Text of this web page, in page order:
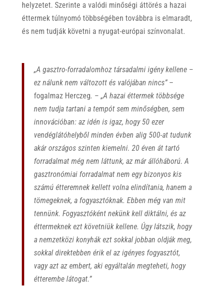
helyzetet. Szerinte a valódi minőségi áttörés a hazai
éttermek túlnyomó többségében továbbra is elmaradt,
és nem tudják követni a nyugat-európai színvonalat.
„A gasztro-forradalomhoz társadalmi igény kellene –
ez nálunk nem változott és valójában nincs”–
fogalmaz Herczeg. – „A hazai éttermek többsége
nem tudja tartani a tempót sem minőségben, sem
innovációban: az idén is igaz, hogy 50 ezer
vendéglátóhelyből minden évben alig 500-at tudunk
akár országos szinten kiemelni. 20 éven át tartó
forradalmat még nem láttunk, az már állóháború. A
gasztronómiai forradalmat nem egy bizonyos kis
számú étteremnek kellett volna elindítania, hanem a
tömegeknek, a fogyasztóknak. Ebben még van mit
tennünk. Fogyasztóként nekünk kell diktálni, és az
éttermeknek ezt követniük kellene. Úgy látszik, hogy
a nemzetközi konyhák ezt sokkal jobban oldják meg,
sokkal direktebben érik el az igényes fogyasztót,
vagy azt az embert, aki egyáltalán megteheti, hogy
étterembe látogat.”